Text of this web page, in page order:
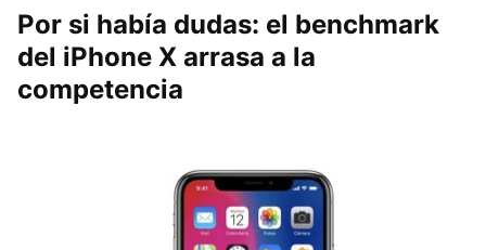
Por si había dudas: el benchmark
del iPhone X arrasa a la
competencia